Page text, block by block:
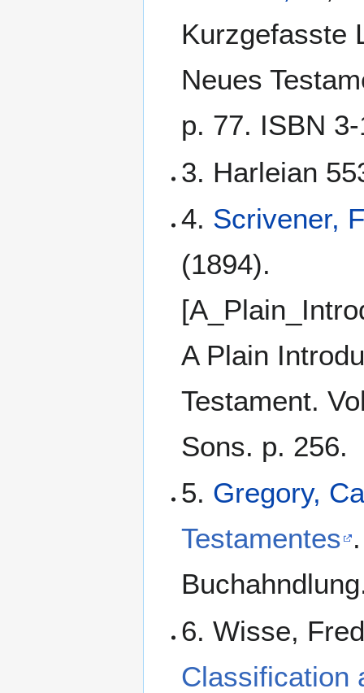
Kurzgefasste
Neues
p. 77. ISBN
3. Harleian
4. Scrivener,
(1894).
A Plain
Testament.
Sons. p. 256.
5. Gregory,
Testamentes
6. Wisse,
Classification